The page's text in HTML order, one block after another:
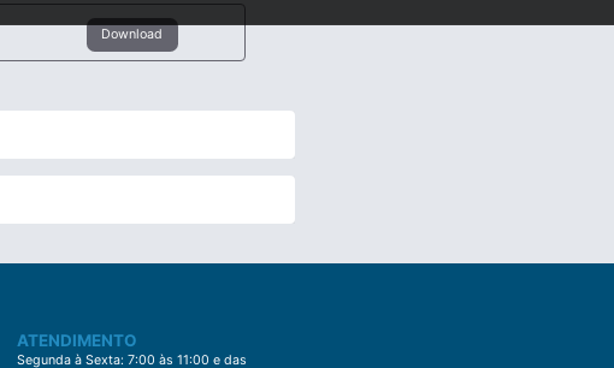
Download
ATENDIMENTO
Segunda à Sexta: 7:00 às 11:00 e das